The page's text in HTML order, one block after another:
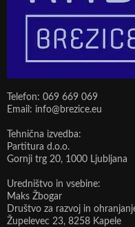
Telefon: 069 669 069
Email: info@brezice.eu
Tehnična izvedba:
Partitura d.o.o.
Gornji trg 20, 1000 Ljubljana
Uredništvo in vsebine:
Maks Žbogar
Društvo za razvoj in
Župelevec 23, 8258 Kapele